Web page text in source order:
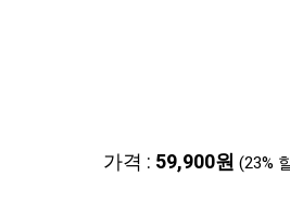
가격 : 59,900원 (23%